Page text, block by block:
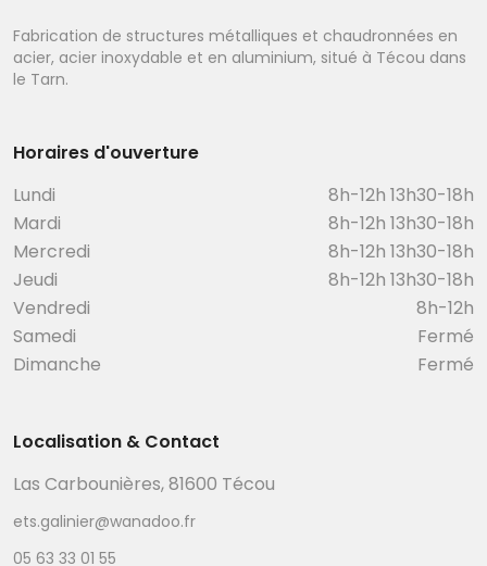
Fabrication de structures métalliques et chaudronnées en
acier, acier inoxydable et en aluminium, situé à Técou dans
le Tarn.
Horaires d'ouverture
Lundi
8h-12h 13h30-18h
Mardi
8h-12h 13h30-18h
Mercredi
8h-12h 13h30-18h
Jeudi
8h-12h 13h30-18h
Vendredi
8h-12h
Samedi
Fermé
Dimanche
Fermé
Localisation & Contact
Las Carbounières, 81600 Técou
ets.galinier@wanadoo.fr
05 63 33 01 55